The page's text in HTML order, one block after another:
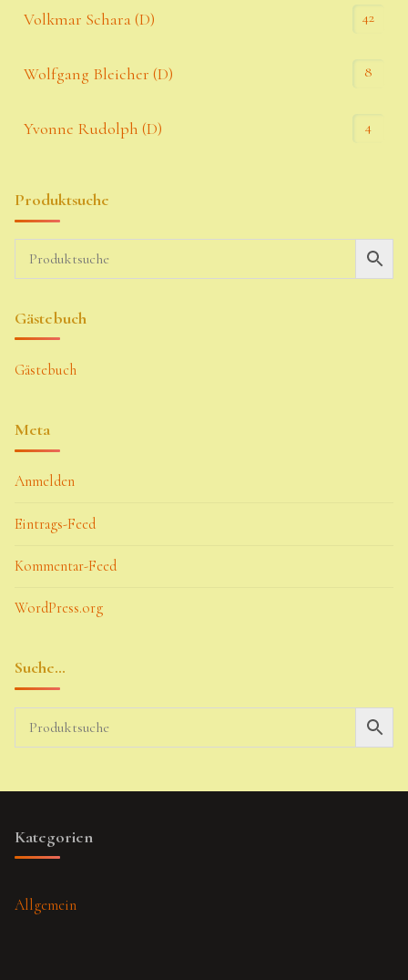
Volkmar Schara (D) 42
Wolfgang Bleicher (D) 8
Yvonne Rudolph (D) 4
Produktsuche
Gästebuch
Gästebuch
Meta
Anmelden
Eintrags-Feed
Kommentar-Feed
WordPress.org
Suche…
Kategorien
Allgemein